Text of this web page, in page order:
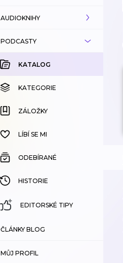
AUDIOKNIHY
KATALOG
KOUPENÉ
KATEGORIE
ZÁLOŽKY
HISTORIE
PODCASTY
KATALOG
KATEGORIE
ZÁLOŽKY
LÍBÍ SE MI
ODEBÍRANÉ
HISTORIE
EDITORSKÉ TIPY
ČLÁNKY BLOG
MŮJ PROFIL